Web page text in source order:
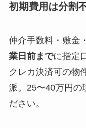
初期費用は分割
仲介手数料・敷金
業日前までに指定
クレカ決済可の物
派。25〜40万円の
ださい。